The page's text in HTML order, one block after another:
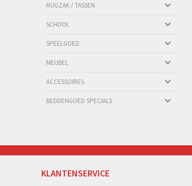
RUGZAK / TASSEN
SCHOOL
SPEELGOED
MEUBEL
ACCESSOIRES
BEDDENGOED SPECIALS
KLANTENSERVICE